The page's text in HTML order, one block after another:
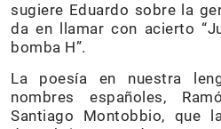
sugiere Eduardo sobre la
da en llamar con acierto
bomba H”.
La poesía en nuestra
nombres españoles,
Santiago Montobbio, que